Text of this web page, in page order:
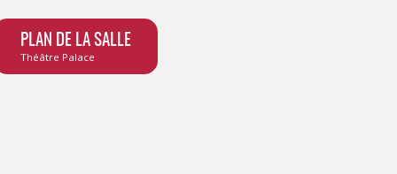
PLAN DE LA SALLE
Théâtre Palace